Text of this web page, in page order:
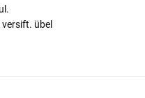
versift. übel